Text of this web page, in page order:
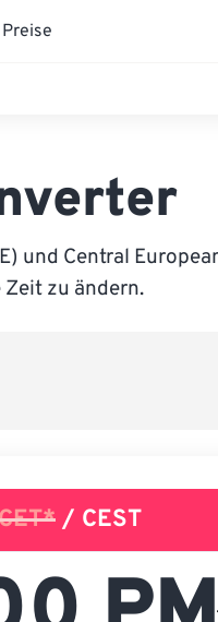
Preise
und Central
Zeit zu ändern.
/ CEST